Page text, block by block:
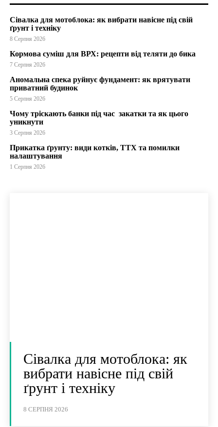
Сівалка для мотоблока: як вибрати навісне під свій
ґрунт і техніку
8 Серпня 2026
Кормова суміш для ВРХ: рецепти від теляти до бика
7 Серпня 2026
Аномальна спека руйнує фундамент: як врятувати
приватний будинок
5 Серпня 2026
Чому тріскають банки під час закатки та як цього
уникнути
3 Серпня 2026
Прикатка ґрунту: види котків, ТТХ та помилки
налаштування
1 Серпня 2026
Сівалка для мотоблока: як
вибрати навісне під свій
ґрунт і техніку
8 СЕРПНЯ 2026